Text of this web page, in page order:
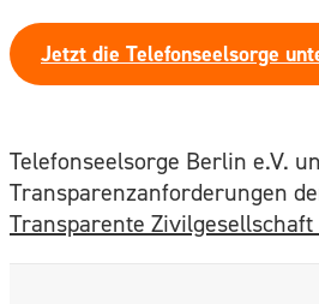
Jetzt die Telefonseelsorge
Telefonseelsorge Berlin e.V.
Transparenzanforderungen
Transparente Zivilgesellschaft